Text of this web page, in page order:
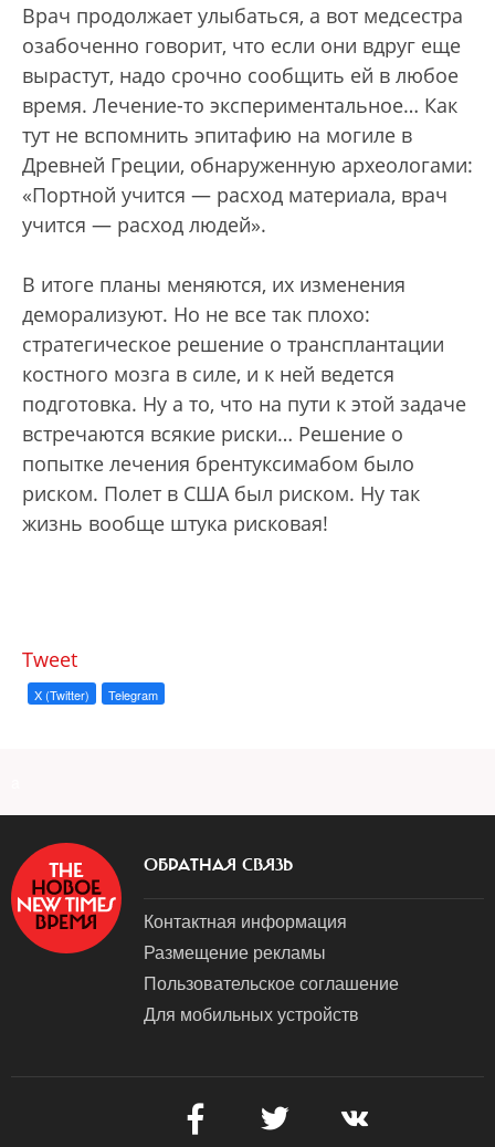
Врач продолжает улыбаться, а вот медсестра
озабоченно говорит, что если они вдруг еще
вырастут, надо срочно сообщить ей в любое
время. Лечение-то экспериментальное… Как
тут не вспомнить эпитафию на могиле в
Древней Греции, обнаруженную археологами:
«Портной учится — расход материала, врач
учится — расход людей».
В итоге планы меняются, их изменения
деморализуют. Но не все так плохо:
стратегическое решение о трансплантации
костного мозга в силе, и к ней ведется
подготовка. Ну а то, что на пути к этой задаче
встречаются всякие риски… Решение о
попытке лечения брентуксимабом было
риском. Полет в США был риском. Ну так
жизнь вообще штука рисковая!
Tweet
X (Twitter) Telegram
ОБРАТНАЯ СВЯЗЬ
Контактная информация
Размещение рекламы
Пользовательское соглашение
Для мобильных устройств